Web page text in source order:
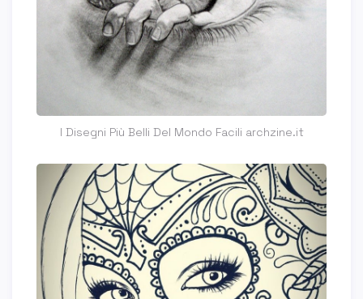
I Disegni Più Belli Del Mondo Facili archzine.it